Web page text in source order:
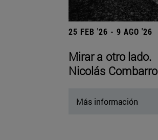
25 FEB '26 - 9 AGO '26
Mirar a otro lado.
Nicolás Combarro
Más información